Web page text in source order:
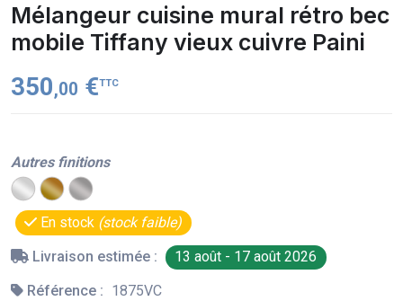
Mélangeur cuisine mural rétro bec
mobile Tiffany vieux cuivre Paini
350,00 €TTC
Autres finitions
En stock (stock faible)
Livraison estimée :
13 août - 17 août 2026
Référence : 1875VC